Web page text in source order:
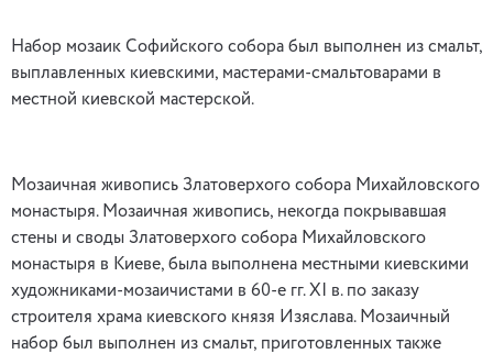
Набор мозаик Софийского собора был выполнен из смальт,
выплавленных киевскими, мастерами-смальтоварами в
местной киевской мастерской.
Мозаичная живопись Златоверхого собора Михайловского
монастыря. Мозаичная живопись, некогда покрывавшая
стены и своды Златоверхого собора Михайловского
монастыря в Киеве, была выполнена местными киевскими
художниками-мозаичистами в 60-е гг. XI в. по заказу
строителя храма киевского князя Изяслава. Мозаичный
набор был выполнен из смальт, приготовленных также